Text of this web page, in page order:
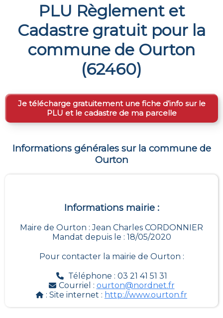
PLU Règlement et
Cadastre gratuit pour la
commune de Ourton
(62460)
Je télécharge gratuitement une fiche d’info sur le
PLU et le cadastre de ma parcelle
Informations générales sur la commune de
Ourton
Informations mairie :
Maire de Ourton : Jean Charles CORDONNIER
Mandat depuis le : 18/05/2020
Pour contacter la mairie de Ourton :
Téléphone : 03 21 41 51 31
Courriel : ourton@nordnet.fr
: Site internet : http://www.ourton.fr